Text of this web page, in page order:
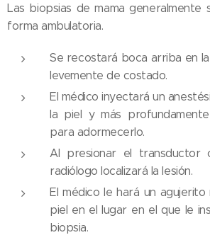
Las biopsias de mama generalmente
forma ambulatoria.
Se recostará boca arriba en
levemente de costado.
El médico inyectará un
la piel y más
para adormecerlo.
Al presionar el transductor
radiólogo localizará la lesión.
El médico le hará un
piel en el lugar en el que le
biopsia.